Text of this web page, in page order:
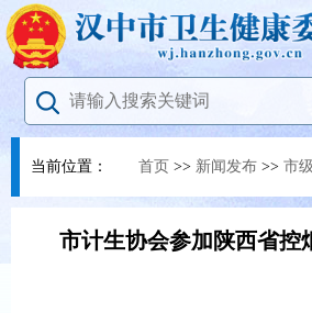
当前位置： 首页 >> 新闻发布 >> 市
市计生协会参加陕西省控